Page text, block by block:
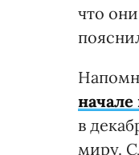
что
в
миру.